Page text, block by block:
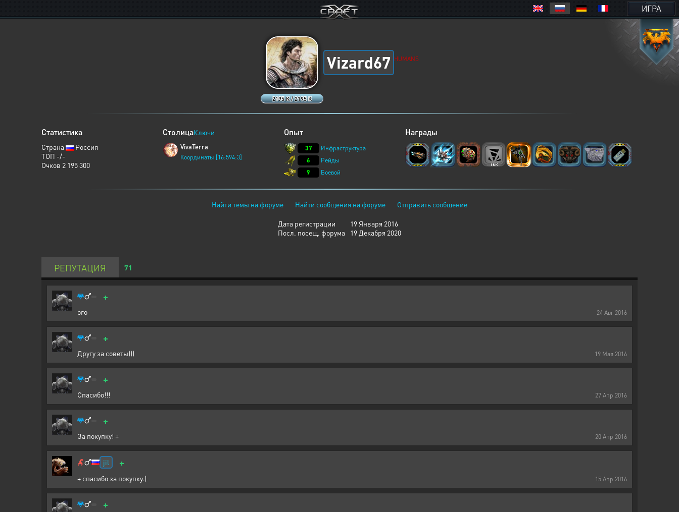
ИГРА
2195 K / 2195 K
Vizard67 HUMANS
Статистика
Страна
Россия
ТОП -/-
Очков 2 195 300
СтолицаКлючи
VivaTerra
Координаты [16:594:3]
Опыт
37
Инфраструктура
6
Рейды
9
Боевой
Награды
Найти темы на форуме Найти сообщения на форуме Отправить сообщение
Дата регистрации
19 Января 2016
Посл. посещ. форума
19 Декабря 2020
РЕПУТАЦИЯ 71
24 Авг 2016
+
ого
19 Мая 2016
+
Другу за советы)))
27 Апр 2016
+
Спасибо!!!
20 Апр 2016
+
За покупку! +
15 Апр 2016
jil +
+ спасибо за покупку.)
+